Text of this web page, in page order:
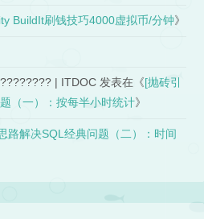
BuildIt刷钱技巧4000虚拟币/分钟》
| ITDOC 发表在《[抛砖引
（一）：按每半小时统计》
路解决SQL经典问题（二）：时间